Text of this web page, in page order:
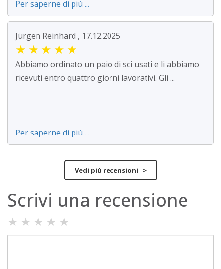
Per saperne di più ...
Jürgen Reinhard , 17.12.2025
★ ★ ★ ★ ★
Abbiamo ordinato un paio di sci usati e li abbiamo
ricevuti entro quattro giorni lavorativi. Gli ...
Per saperne di più ...
Vedi più recensioni >
Scrivi una recensione
★ ★ ★ ★ ★